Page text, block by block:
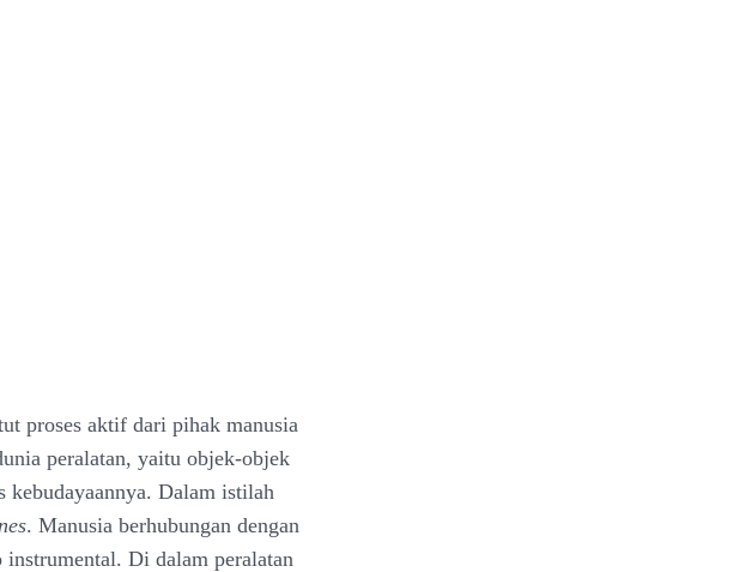
proses aktif dari pihak manusia
peralatan, yaitu objek-objek
kebudayaannya. Dalam istilah
. Manusia berhubungan dengan
Di dalam peralatan